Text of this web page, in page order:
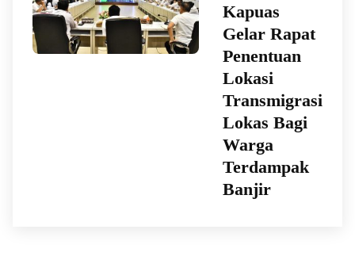
Kapuas
Gelar Rapat
Penentuan
Lokasi
Transmigrasi
Lokas Bagi
Warga
Terdampak
Banjir